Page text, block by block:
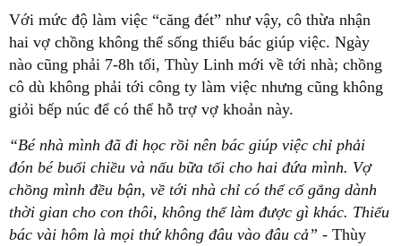
Với mức độ làm việc “căng đét” như vậy, cô thừa nhận
hai vợ chồng không thể sống thiếu bác giúp việc. Ngày
nào cũng phải 7-8h tối, Thùy Linh mới về tới nhà; chồng
cô dù không phải tới công ty làm việc nhưng cũng không
giỏi bếp núc để có thể hỗ trợ vợ khoản này.
“Bé nhà mình đã đi học rồi nên bác giúp việc chỉ phải
đón bé buổi chiều và nấu bữa tối cho hai đứa mình. Vợ
chồng mình đều bận, về tới nhà chỉ có thể cố gắng dành
thời gian cho con thôi, không thể làm được gì khác. Thiếu
bác vài hôm là mọi thứ không đâu vào đâu cả” - Thùy